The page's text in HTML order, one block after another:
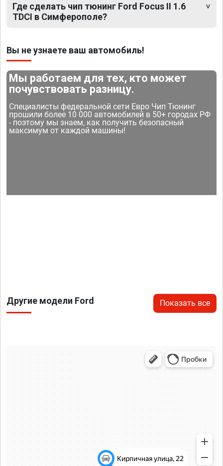
Где сделать чип тюнинг Ford Focus II 1.6
TDCI в Симферополе?
Вы не узнаете ваш автомобиль!
Мы работаем для тех, кто может
почувствовать разницу.
Специалисты федеральной сети Евро Чип Тюнинг
прошили более 10 000 автомобилей в 50+ городах РФ
- поэтому мы знаем, как получить безопасный
максимум от каждой машины!
Другие модели Ford Показать все